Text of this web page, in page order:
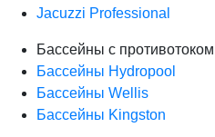
Jacuzzi Professional
Бассейны с противотоком
Бассейны Hydropool
Бассейны Wellis
Бассейны Kingston